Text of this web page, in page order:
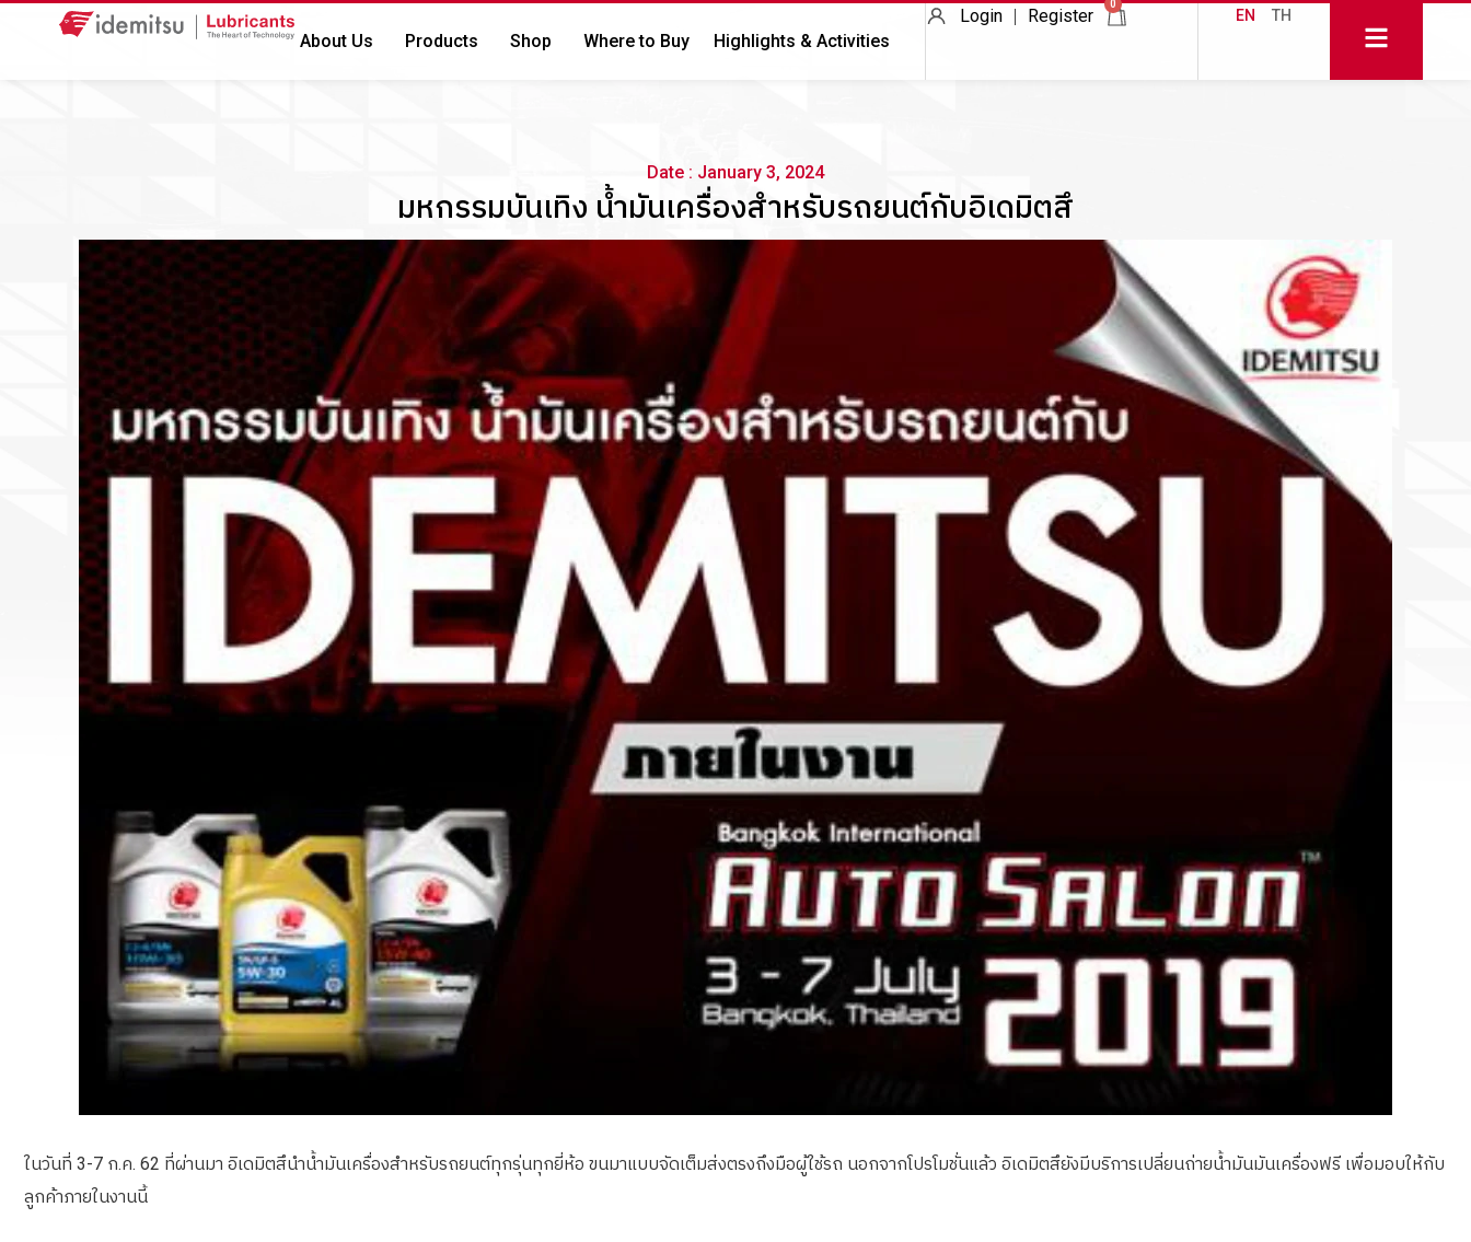
About Us Products Shop Where to Buy Highlights & Activities
Login Register
0
EN TH
Date : January 3, 2024
มหกรรมบันเทิง น้ำมันเครื่องสำหรับรถยนต์กับอิเดมิตสึ
ในวันที่ 3-7 ก.ค. 62 ที่ผ่านมา อิเดมิตสึนำน้ำมันเครื่องสำหรับรถยนต์ทุกรุ่นทุกยี่ห้อ ขนมาแบบจัดเต็มส่งตรงถึงมือผู้ใช้รถ นอกจากโปรโมชั่นแล้ว อิเดมิตสึยังมีบริการเปลี่ยนถ่ายน้ำมันมันเครื่องฟรี เพื่อมอบให้กับ
ลูกค้าภายในงานนี้